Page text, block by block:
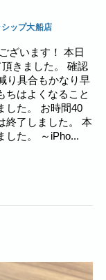
ップ大船店
ざいます！ 本日
きました。 確認
り具合もかなり早
ちはよくなること
した。 お時間40
終了しました。 本
した。 ～iPho...